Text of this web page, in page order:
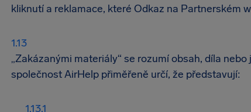
kliknutí a reklamace, které Odkaz na Partnerském
„Zakázanými materiály“ se rozumí obsah, díla
společnost AirHelp přiměřeně určí, že představují: